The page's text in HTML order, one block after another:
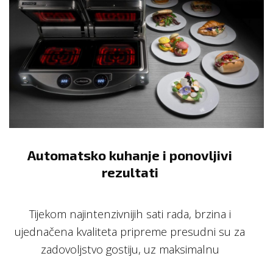
Automatsko kuhanje i ponovljivi
rezultati
Tijekom najintenzivnijih sati rada, brzina i
ujednačena kvaliteta pripreme presudni su za
zadovoljstvo gostiju, uz maksimalnu